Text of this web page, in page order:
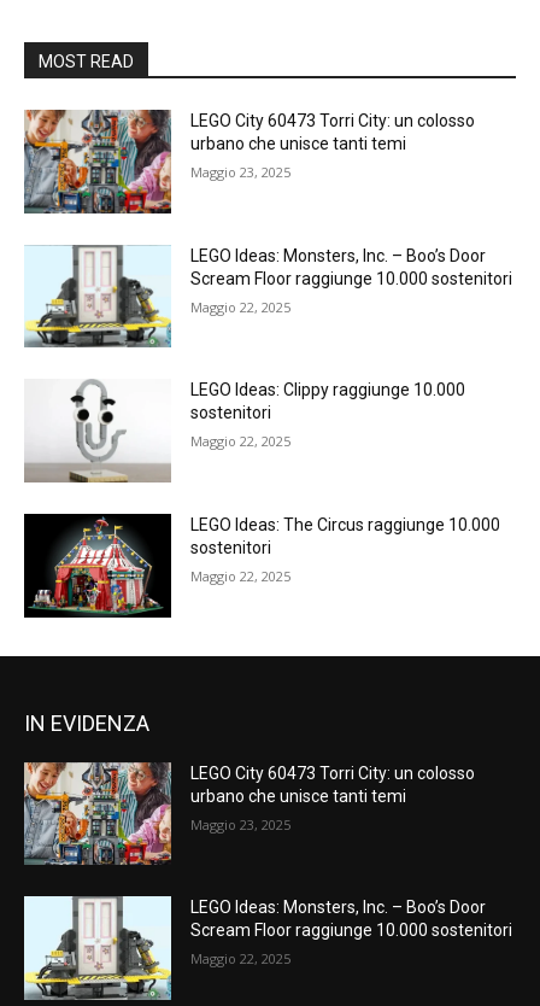
MOST READ
LEGO City 60473 Torri City: un colosso
urbano che unisce tanti temi
Maggio 23, 2025
LEGO Ideas: Monsters, Inc. – Boo’s Door
Scream Floor raggiunge 10.000 sostenitori
Maggio 22, 2025
LEGO Ideas: Clippy raggiunge 10.000
sostenitori
Maggio 22, 2025
LEGO Ideas: The Circus raggiunge 10.000
sostenitori
Maggio 22, 2025
IN EVIDENZA
LEGO City 60473 Torri City: un colosso
urbano che unisce tanti temi
Maggio 23, 2025
LEGO Ideas: Monsters, Inc. – Boo’s Door
Scream Floor raggiunge 10.000 sostenitori
Maggio 22, 2025